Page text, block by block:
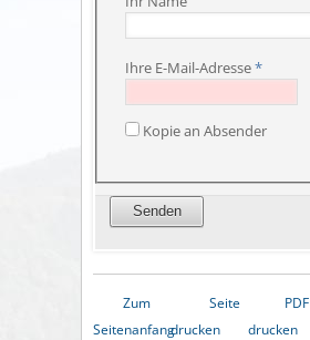
Ihre E-Mail-Adresse*
Kopie an Absender
Zum
Seitenanfang
Seite
drucken
PDF
drucken